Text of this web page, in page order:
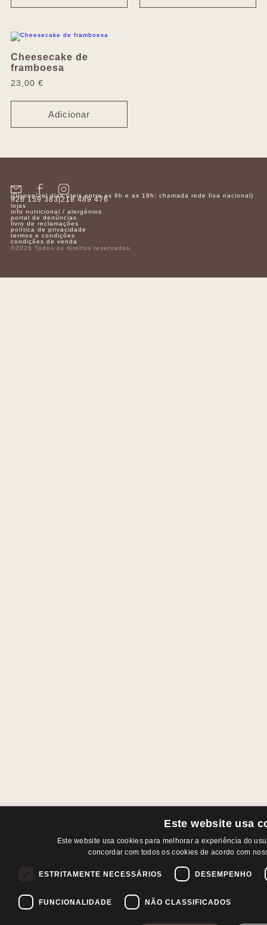
Cheesecake de
framboesa
23,00 €
Adicionar
926 159 383|218 489 476
(Disponível dias úteis entre as 9h e as 18h; chamada rede fixa nacional)
lojas
info nutricional / alergénios
portal de denúncias
livro de reclamações
política de privacidade
termos e condições
condições de venda
©2026 Todos os direitos reservados.
Este website usa
Este website usa cookies para melhorar a experiência do
concordar com todos os cookies de acordo com
ESTRITAMENTE NECESSÁRIOS DESEMPENHO
FUNCIONALIDADE NÃO CLASSIFICADOS